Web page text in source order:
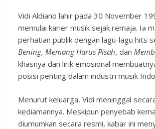
Vidi Aldiano lahir pada 30 November
memulai karier musik sejak remaja. Ia
perhatian publik dengan lagu-lagu hits
Bening, Memang Harus Pisah, dan
khasnya dan lirik emosional
posisi penting dalam industri musik
Menurut keluarga, Vidi meninggal
kediamannya. Meskipun penyebab
diumumkan secara resmi, kabar ini